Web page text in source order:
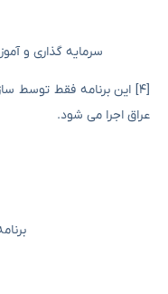
[3] سرمایه گذاری و
[۴] این برنامه فقط توسط
عراق اجرا می شود.
[۷]